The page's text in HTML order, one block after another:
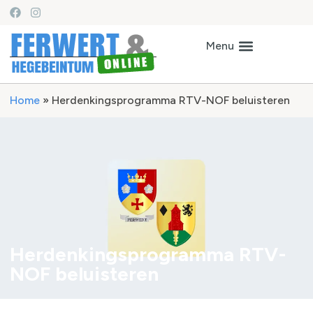
Home » Herdenkingsprogramma RTV-NOF beluisteren
Herdenkingsprogramma RTV-